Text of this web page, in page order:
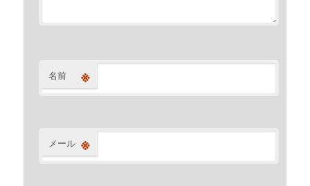
名前 ※
メール ※